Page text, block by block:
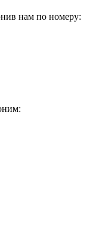
нам по номеру: